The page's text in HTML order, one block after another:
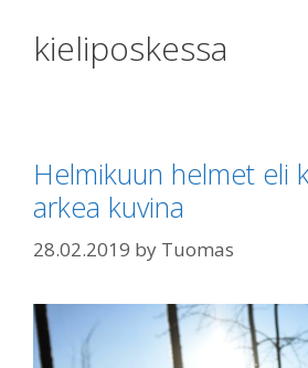
kieliposkessa
Helmikuun helmet eli
arkea kuvina
28.02.2019 by Tuomas